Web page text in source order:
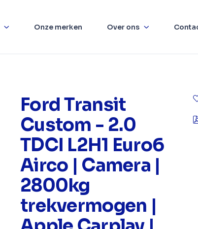
Onze merken Over ons
Ford Transit
Custom - 2.0
TDCI L2H1 Euro6
Airco | Camera |
2800kg
trekvermogen |